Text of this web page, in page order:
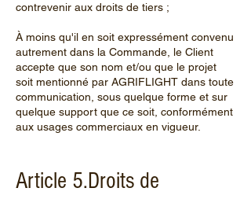
contrevenir aux droits de tiers ;
À moins qu'il en soit expressément convenu
autrement dans la Commande, le Client
accepte que son nom et/ou que le projet
soit mentionné par AGRIFLIGHT dans toute
communication, sous quelque forme et sur
quelque support que ce soit, conformément
aux usages commerciaux en vigueur.
Article 5.Droits de